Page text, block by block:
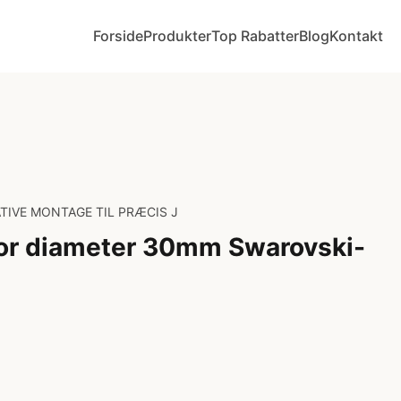
ForsideProdukterTop RabatterBlogKontakt
MONTAGE TIL PRÆCIS J
diameter 30mm Swarovski-